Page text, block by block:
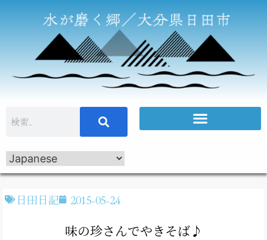
日田日記 2015-05-24
味の珍さんでやきそば♪